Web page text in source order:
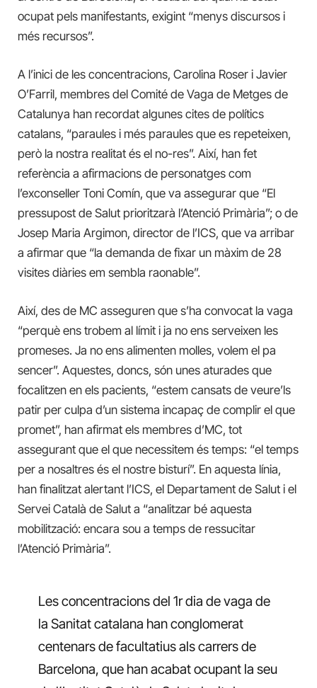
ocupat pels manifestants, exigint “menys discursos i
més recursos”.
A l’inici de les concentracions, Carolina Roser i Javier
O’Farril, membres del Comité de Vaga de Metges de
Catalunya han recordat algunes cites de polítics
catalans, “paraules i més paraules que es repeteixen,
però la nostra realitat és el no-res”. Així, han fet
referència a afirmacions de personatges com
l’exconseller Toni Comín, que va assegurar que “El
pressupost de Salut prioritzarà l’Atenció Primària”; o de
Josep Maria Argimon, director de l’ICS, que va arribar
a afirmar que “la demanda de fixar un màxim de 28
visites diàries em sembla raonable”.
Així, des de MC asseguren que s’ha convocat la vaga
“perquè ens trobem al límit i ja no ens serveixen les
promeses. Ja no ens alimenten molles, volem el pa
sencer”. Aquestes, doncs, són unes aturades que
focalitzen en els pacients, “estem cansats de veure’ls
patir per culpa d’un sistema incapaç de complir el que
promet”, han afirmat els membres d’MC, tot
assegurant que el que necessitem és temps: “el temps
per a nosaltres és el nostre bisturí”. En aquesta línia,
han finalitzat alertant l’ICS, el Departament de Salut i el
Servei Català de Salut a “analitzar bé aquesta
mobilització: encara sou a temps de ressucitar
l’Atenció Primària”.
Les concentracions del 1r dia de vaga de
la Sanitat catalana han conglomerat
centenars de facultatius als carrers de
Barcelona, que han acabat ocupant la seu